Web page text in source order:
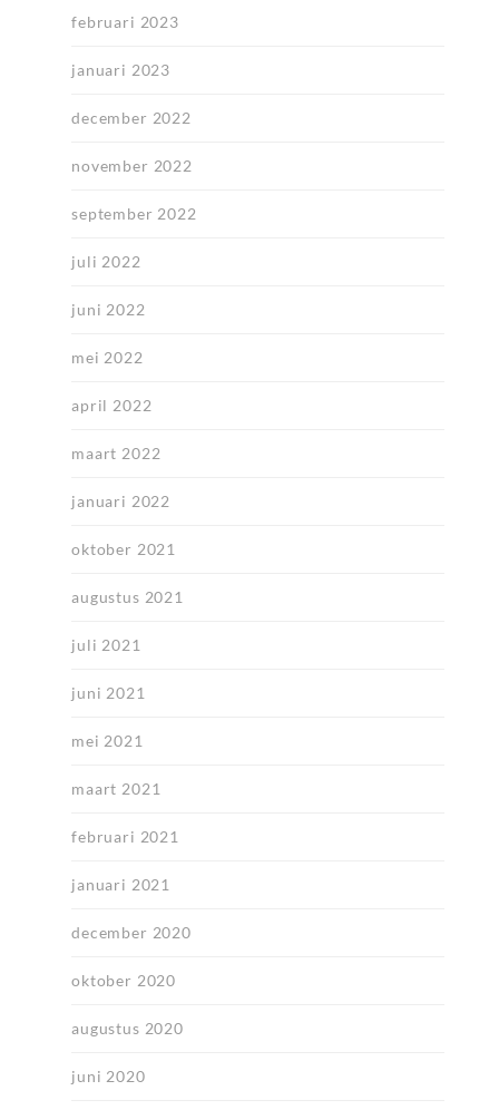
februari 2023
januari 2023
december 2022
november 2022
september 2022
juli 2022
juni 2022
mei 2022
april 2022
maart 2022
januari 2022
oktober 2021
augustus 2021
juli 2021
juni 2021
mei 2021
maart 2021
februari 2021
januari 2021
december 2020
oktober 2020
augustus 2020
juni 2020